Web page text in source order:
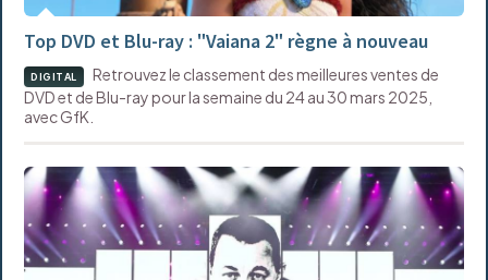
Top DVD et Blu-ray : "Vaiana 2" règne à nouveau
DIGITAL
Retrouvez le classement des meilleures ventes de
DVD et de Blu-ray pour la semaine du 24 au 30 mars 2025,
avec GfK.